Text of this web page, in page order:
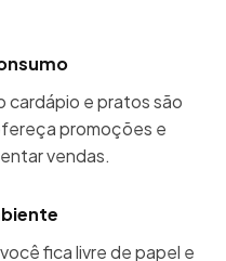
cardápio e pratos são
promoções e
vendas.
fica livre de papel e